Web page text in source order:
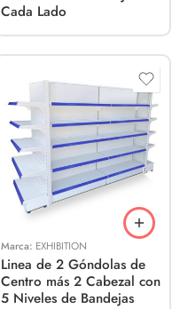
Cada Lado
Marca: EXHIBITION
Linea de 2 Góndolas de
Centro más 2 Cabezal con
5 Niveles de Bandejas